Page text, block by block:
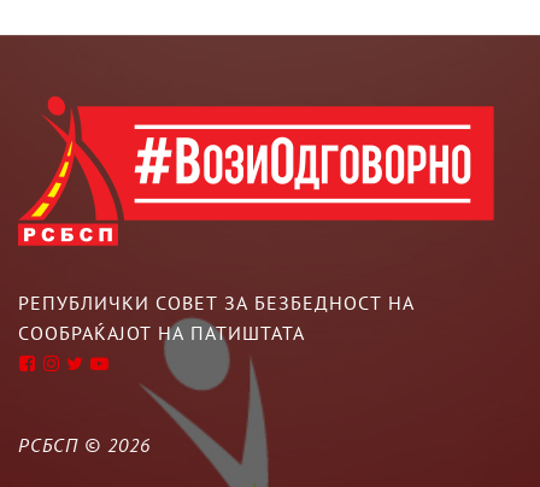
РЕПУБЛИЧКИ СОВЕТ ЗА БЕЗБЕДНОСТ НА
СООБРАЌАЈОТ НА ПАТИШТАТА
РСБСП © 2026